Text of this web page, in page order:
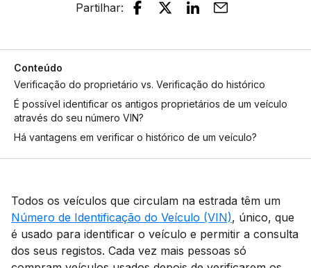
Partilhar:
Conteúdo
Verificação do proprietário vs. Verificação do histórico
É possível identificar os antigos proprietários de um veículo
através do seu número VIN?
Há vantagens em verificar o histórico de um veículo?
Todos os veículos que circulam na estrada têm um
Número de Identificação do Veículo (VIN), único, que
é usado para identificar o veículo e permitir a consulta
dos seus registos. Cada vez mais pessoas só